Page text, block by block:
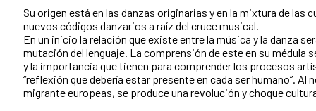
Su origen está en las danzas originarias y en la mixtura de las
nuevos códigos danzarios a raíz del cruce musical.
En un inicio la relación que existe entre la música y la danza
mutación del lenguaje. La comprensión de este en su
y la importancia que tienen para comprender los procesos
“reflexión que debería estar presente en cada ser humano”.
migrante europeas, se produce una revolución y choque